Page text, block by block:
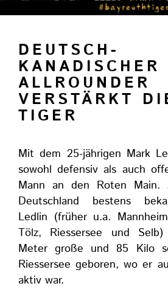
DEUTSCH-
KANADISCHER
ALLROUNDER
VERSTÄRKT
TIGER
Mit dem 25-jährigen Mark
sowohl defensiv als auch
Mann an den Roten
Deutschland bestens
Ledlin (früher u.a.
Tölz, Riessersee und
Meter große und 85 Kilo
Riessersee geboren, wo er
aktiv war.